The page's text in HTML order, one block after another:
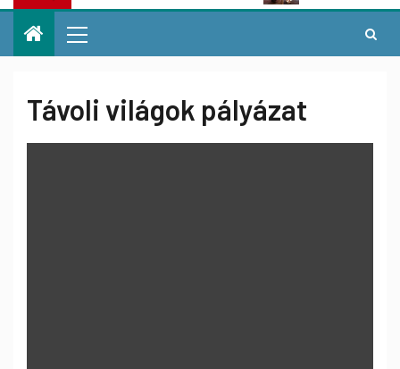
Távoli világok pályázat